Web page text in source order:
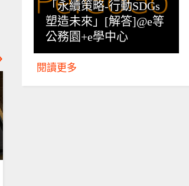
「永續策略-行動SDGs
塑造未來」[解答]@e等
公務園+e學中心
閱讀更多